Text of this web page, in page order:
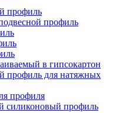
профиль
профиль
в гипсокартон
профиль для натяжных
профиля
силиконовый профиль